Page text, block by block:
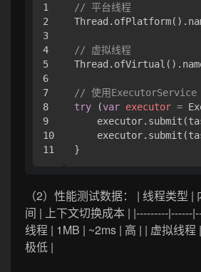
1
2
3
4
5
6
7
8
9
10
// 平台线程
// 虚拟线程
// 使用ExecutorService
try (var executor =
（2）性能测试数据： | 线程类型
间 | 上下文切换成本 | |---------|------
线程 | 1MB | ~2ms | 高 | | 虚拟线程
极低 |